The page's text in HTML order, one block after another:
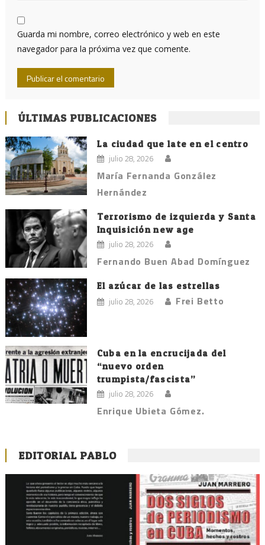
Guarda mi nombre, correo electrónico y web en este
navegador para la próxima vez que comente.
ÚLTIMAS PUBLICACIONES
La ciudad que late en el centro
julio 28, 2026
María Fernanda González
Hernández
Terrorismo de izquierda y Santa
Inquisición new age
julio 28, 2026
Fernando Buen Abad Domínguez
El azúcar de las estrellas
julio 28, 2026 Frei Betto
Cuba en la encrucijada del
“nuevo orden
trumpista/fascista”
julio 28, 2026
Enrique Ubieta Gómez.
EDITORIAL PABLO